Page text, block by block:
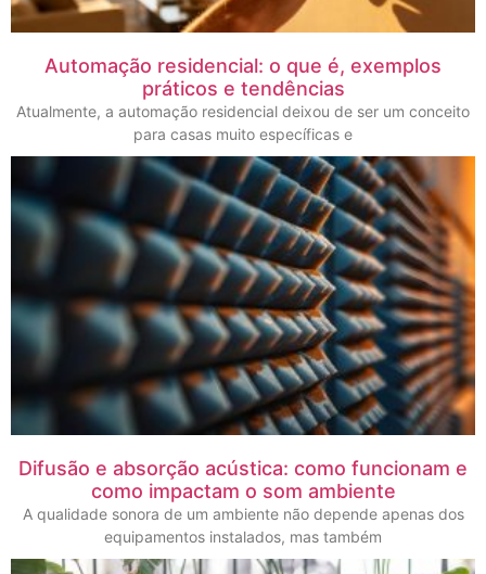
Automação residencial: o que é, exemplos
práticos e tendências
Atualmente, a automação residencial deixou de ser um conceito
para casas muito específicas e
Difusão e absorção acústica: como funcionam e
como impactam o som ambiente
A qualidade sonora de um ambiente não depende apenas dos
equipamentos instalados, mas também